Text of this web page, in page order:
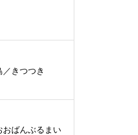
きつつき
おばんぶるまい